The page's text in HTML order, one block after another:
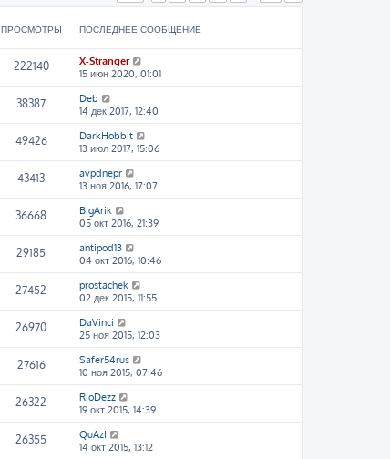
ПРОСМОТРЫ ПОСЛЕДНЕЕ СООБЩЕНИЕ
222140
X-Stranger
15 июн 2020, 01:01
38387
Deb
14 дек 2017, 12:40
49426
DarkHobbit
13 июл 2017, 15:06
43413
avpdnepr
13 ноя 2016, 17:07
36668
BigArik
05 окт 2016, 21:39
29185
antipod13
04 окт 2016, 10:46
27452
prostachek
02 дек 2015, 11:55
26970
DaVinci
25 ноя 2015, 12:03
27616
Safer54rus
10 ноя 2015, 07:46
26322
RioDezz
19 окт 2015, 14:39
26355
QuAzI
14 окт 2015, 13:12